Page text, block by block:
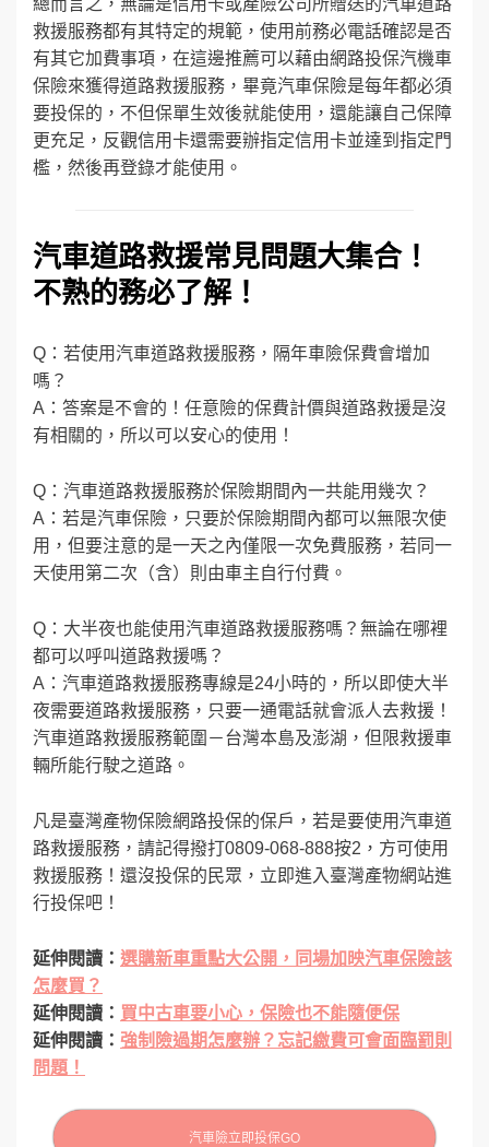
救援服務都有其特定的規範，使用前務必電話確認是否
有其它加費事項，在這邊推薦可以藉由網路投保汽機車
保險來獲得道路救援服務，畢竟汽車保險是每年都必須
要投保的，不但保單生效後就能使用，還能讓自己保障
更充足，反觀信用卡還需要辦指定信用卡並達到指定門
檻，然後再登錄才能使用。
汽車道路救援常見問題大集合！
不熟的務必了解！
Q：若使用汽車道路救援服務，隔年車險保費會增加
嗎？
A：答案是不會的！任意險的保費計價與道路救援是沒
有相關的，所以可以安心的使用！
Q：汽車道路救援服務於保險期間內一共能用幾次？
A：若是汽車保險，只要於保險期間內都可以無限次使
用，但要注意的是一天之內僅限一次免費服務，若同一
天使用第二次（含）則由車主自行付費。
Q：大半夜也能使用汽車道路救援服務嗎？無論在哪裡
都可以呼叫道路救援嗎？
A：汽車道路救援服務專線是24小時的，所以即使大半
夜需要道路救援服務，只要一通電話就會派人去救援！
汽車道路救援服務範圍－台灣本島及澎湖，但限救援車
輛所能行駛之道路。
凡是臺灣產物保險網路投保的保戶，若是要使用汽車道
路救援服務，請記得撥打0809-068-888按2，方可使用
救援服務！還沒投保的民眾，立即進入臺灣產物網站進
行投保吧！
延伸閱讀： 選購新車重點大公開，同場加映汽車保險該
怎麼買？
延伸閱讀： 買中古車要小心，保險也不能隨便保
延伸閱讀： 強制險過期怎麼辦？忘記繳費可會面臨罰則
問題！
汽車險立即投保GO